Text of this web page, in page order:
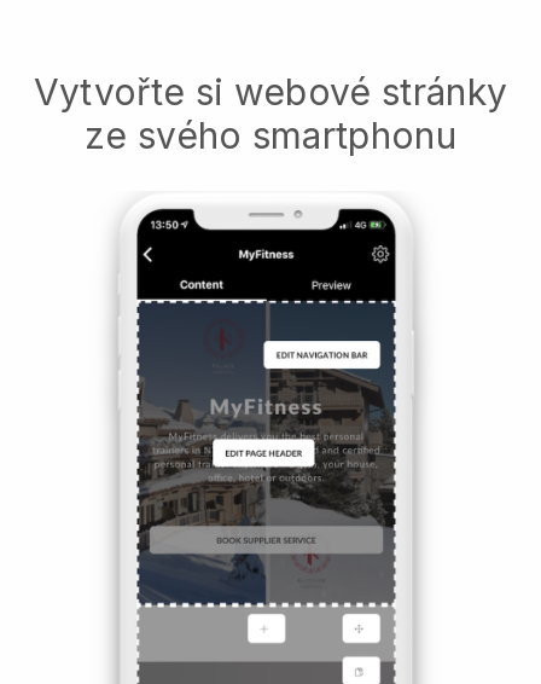
Vytvořte si webové stránky
ze svého smartphonu